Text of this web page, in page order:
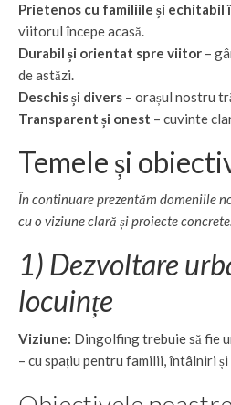
Prietenos cu familiile și echitabil
viitorul începe acasă.
Durabil și orientat spre viitor –
de astăzi.
Deschis și divers – orașul nostru
Transparent și onest – cuvinte
Temele și
În continuare prezentăm domeniile
cu o viziune clară și proiecte concrete.
1) Dezvoltare
locuințe
Viziune: Dingolfing trebuie să fie
– cu spațiu pentru familii, întâlniri și